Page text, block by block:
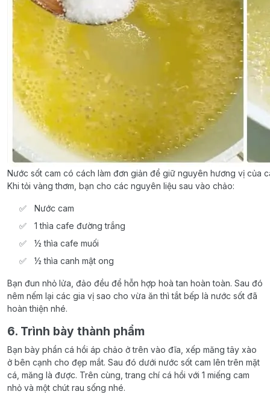
Nước sốt cam có cách làm đơn giản để giữ nguyên hương vị của
Khi tỏi vàng thơm, bạn cho các nguyên liệu sau vào chảo:
Nước cam
1 thìa cafe đường trắng
½ thìa cafe muối
½ thìa canh mật ong
Bạn đun nhỏ lửa, đảo đều để hỗn hợp hoà tan hoàn toàn. Sau đó
nêm nếm lại các gia vị sao cho vừa ăn thì tắt bếp là nước sốt đã
hoàn thiện nhé.
6. Trình bày thành phẩm
Bạn bày phần cá hồi áp chảo ở trên vào đĩa, xếp măng tây xào
ở bên cạnh cho đẹp mắt. Sau đó dưới nước sốt cam lên trên mặt
cá, măng là được. Trên cùng, trang chí cá hồi với 1 miếng cam
nhỏ và một chút rau sống nhé.